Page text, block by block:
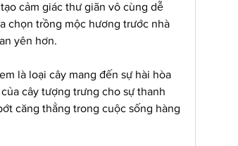
cảm giác thư giãn vô cùng dễ
chọn trồng mộc hương trước nhà
yên hơn.
là loại cây mang đến sự hài hòa
cây tượng trưng cho sự thanh
căng thẳng trong cuộc sống hàng